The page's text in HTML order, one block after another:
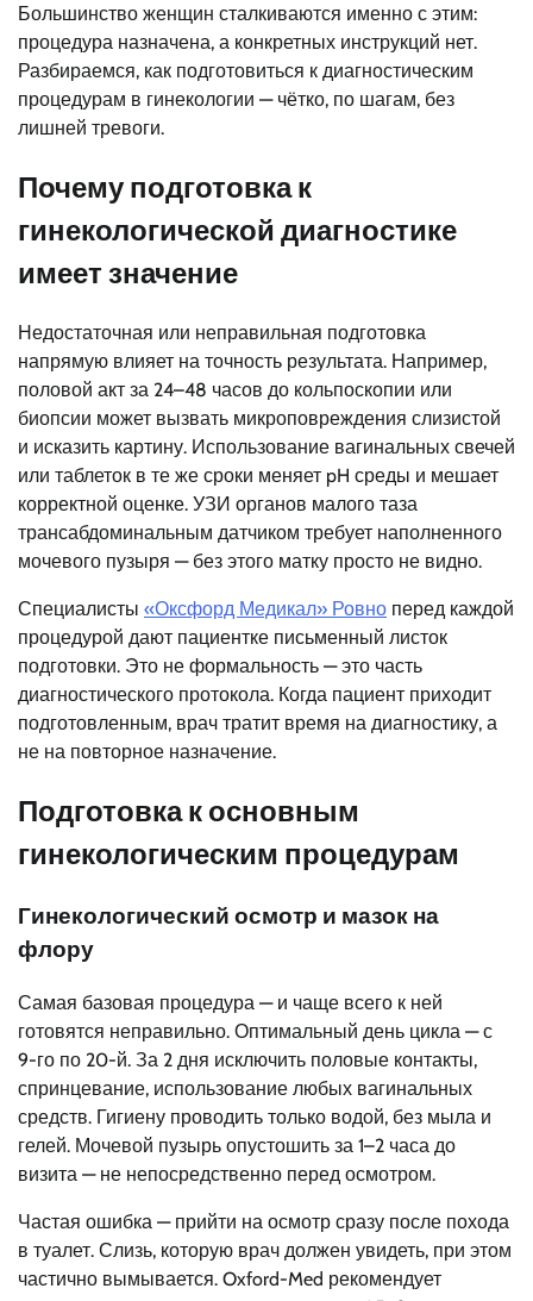
Большинство женщин сталкиваются именно с этим:
процедура назначена, а конкретных инструкций нет.
Разбираемся, как подготовиться к диагностическим
процедурам в гинекологии — чётко, по шагам, без
лишней тревоги.
Почему подготовка к
гинекологической диагностике
имеет значение
Недостаточная или неправильная подготовка
напрямую влияет на точность результата. Например,
половой акт за 24–48 часов до кольпоскопии или
биопсии может вызвать микроповреждения слизистой
и исказить картину. Использование вагинальных свечей
или таблеток в те же сроки меняет pH среды и мешает
корректной оценке. УЗИ органов малого таза
трансабдоминальным датчиком требует наполненного
мочевого пузыря — без этого матку просто не видно.
Специалисты «Оксфорд Медикал» Ровно перед каждой
процедурой дают пациентке письменный листок
подготовки. Это не формальность — это часть
диагностического протокола. Когда пациент приходит
подготовленным, врач тратит время на диагностику, а
не на повторное назначение.
Подготовка к основным
гинекологическим процедурам
Гинекологический осмотр и мазок на
флору
Самая базовая процедура — и чаще всего к ней
готовятся неправильно. Оптимальный день цикла — с
9-го по 20-й. За 2 дня исключить половые контакты,
спринцевание, использование любых вагинальных
средств. Гигиену проводить только водой, без мыла и
гелей. Мочевой пузырь опустошить за 1–2 часа до
визита — не непосредственно перед осмотром.
Частая ошибка — прийти на осмотр сразу после похода
в туалет. Слизь, которую врач должен увидеть, при этом
частично вымывается. Oxford-Med рекомендует